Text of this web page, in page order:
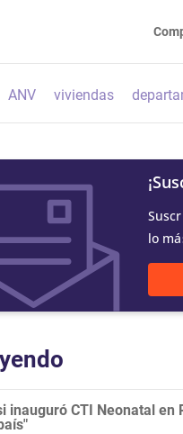
ANV viviendas
lo
inauguró CTI Neonatal